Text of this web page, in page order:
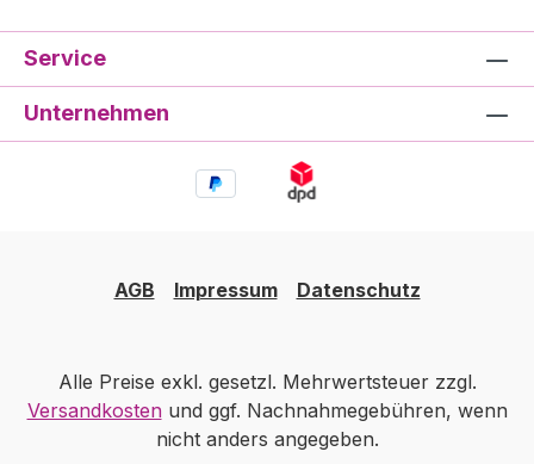
Service
Unternehmen
AGB Impressum Datenschutz
Alle Preise exkl. gesetzl. Mehrwertsteuer zzgl.
Versandkostenund ggf. Nachnahmegebühren, wenn
nicht anders angegeben.